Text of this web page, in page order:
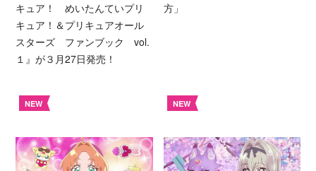
キュア！ めいたんていプリ
キュア！＆プリキュアオール
スターズ ファンブック vol.
１』が３月27日発売！
方」
NEW NEW